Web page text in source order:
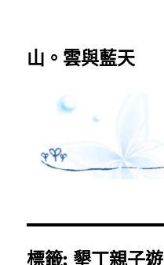
山。雲與藍天
標籤: 墾丁親子遊